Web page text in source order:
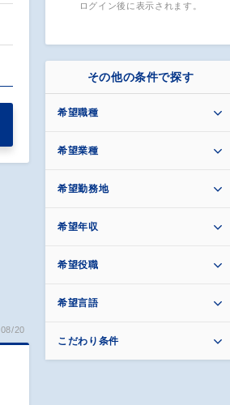
20
ログイン後に表示されます。
その他の条件で探す
希望職種
希望業種
希望勤務地
希望年収
希望役職
希望言語
こだわり条件